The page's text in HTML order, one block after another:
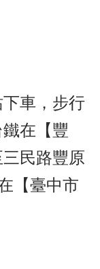
車，步行
在【豐
民路豐原
【臺中市